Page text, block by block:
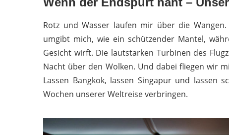
Rotz und Wasser laufen mir über die
umgibt mich, wie ein schützender Mantel,
Gesicht wirft. Die lautstarken Turbinen des
Nacht über den Wolken. Und dabei fliegen wir
Lassen Bangkok, lassen Singapur und lassen
Wochen unserer Weltreise verbringen.